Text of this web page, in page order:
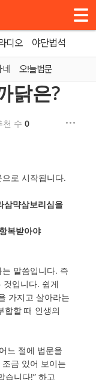
디오 야단법석
오!늘법문
홈 »법문듣기
닭은?
천 수 0
로 시작됩니다.
삼먁삼보리심을
복받아야
말씀입니다. 즉
입니다. 쉽게
가지고 살아라는
합할 때 인생의
느 절에 법문을
금 있어 보이는
습니다!” 하고